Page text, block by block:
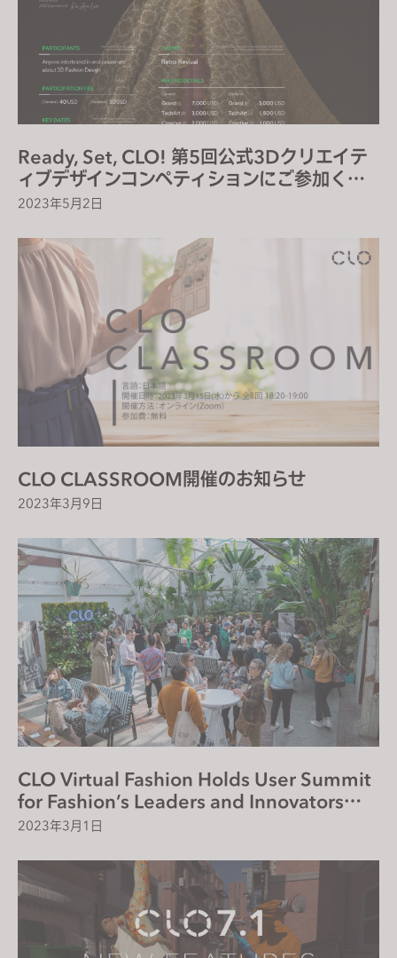
Ready, Set, CLO! 第5回公式3Dクリエイテ
ィブデザインコンペティションにご参加くだ
さい！
2023年5月2日
CLO CLASSROOM開催のお知らせ
2023年3月9日
CLO Virtual Fashion Holds User Summit
for Fashion’s Leaders and Innovators
Across Americas
2023年3月1日